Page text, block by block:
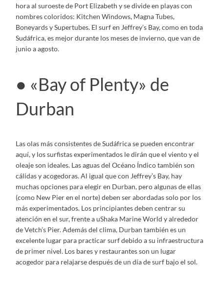
hora al suroeste de Port Elizabeth y se divide en playas con
nombres coloridos: Kitchen Windows, Magna Tubes,
Boneyards y Supertubes. El surf en Jeffrey’s Bay, como en toda
Sudáfrica, es mejor durante los meses de invierno, que van de
junio a agosto.
● «Bay of Plenty» de
Durban
Las olas más consistentes de Sudáfrica se pueden encontrar
aquí, y los surfistas experimentados le dirán que el viento y el
oleaje son ideales. Las aguas del Océano Índico también son
cálidas y acogedoras. Al igual que con Jeffrey’s Bay, hay
muchas opciones para elegir en Durban, pero algunas de ellas
(como New Pier en el norte) deben ser abordadas solo por los
más experimentados. Los principiantes deben centrar su
atención en el sur, frente a uShaka Marine World y alrededor
de Vetch’s Pier. Además del clima, Durban también es un
excelente lugar para practicar surf debido a su infraestructura
de primer nivel. Los bares y restaurantes son un lugar
acogedor para relajarse después de un día de surf bajo el sol.